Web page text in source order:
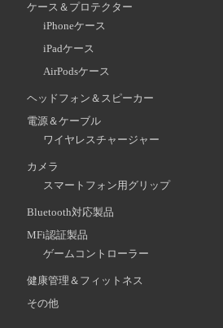
ケース＆プロテクター
iPhoneケース
iPadケース
AirPodsケース
ヘッドフォン＆スピーカー
電源＆ケーブル
ワイヤレスチャージャー
カメラ
スマートフォン用グリップ
Bluetooth対応製品
MFi認証製品
ゲームコントローラー
健康管理＆フィットネス
その他